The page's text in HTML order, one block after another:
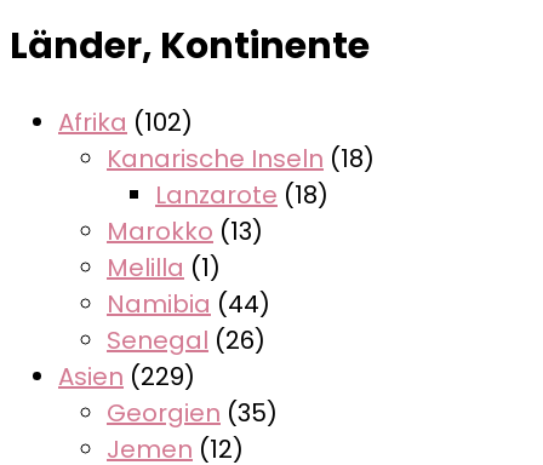
Länder, Kontinente
Afrika (102)
Kanarische Inseln (18)
Lanzarote (18)
Marokko (13)
Melilla (1)
Namibia (44)
Senegal (26)
Asien (229)
Georgien (35)
Jemen (12)